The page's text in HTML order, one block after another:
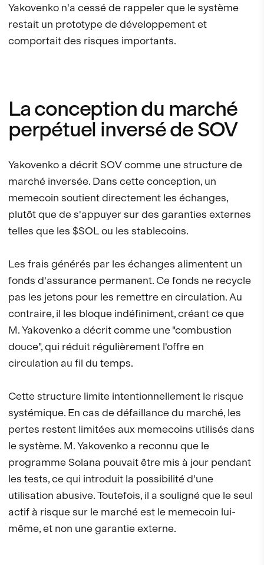
Yakovenko n'a cessé de rappeler que le système
restait un prototype de développement et
comportait des risques importants.
La conception du marché
perpétuel inversé de SOV
Yakovenko a décrit SOV comme une structure de
marché inversée. Dans cette conception, un
memecoin soutient directement les échanges,
plutôt que de s'appuyer sur des garanties externes
telles que les $SOL ou les stablecoins.
Les frais générés par les échanges alimentent un
fonds d'assurance permanent. Ce fonds ne recycle
pas les jetons pour les remettre en circulation. Au
contraire, il les bloque indéfiniment, créant ce que
M. Yakovenko a décrit comme une "combustion
douce", qui réduit régulièrement l'offre en
circulation au fil du temps.
Cette structure limite intentionnellement le risque
systémique. En cas de défaillance du marché, les
pertes restent limitées aux memecoins utilisés dans
le système. M. Yakovenko a reconnu que le
programme Solana pouvait être mis à jour pendant
les tests, ce qui introduit la possibilité d'une
utilisation abusive. Toutefois, il a souligné que le seul
actif à risque sur le marché est le memecoin lui-
même, et non une garantie externe.